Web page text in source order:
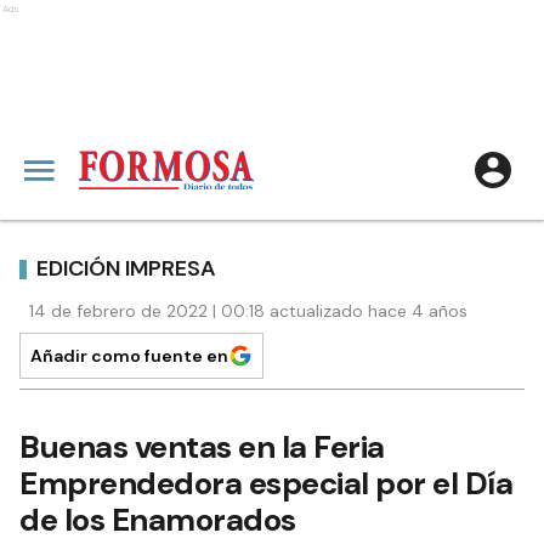
Ads
EDICIÓN IMPRESA
14 de febrero de 2022 | 00:18 actualizado hace 4 años
Añadir como fuente en
Buenas ventas en la Feria
Emprendedora especial por el Día
de los Enamorados